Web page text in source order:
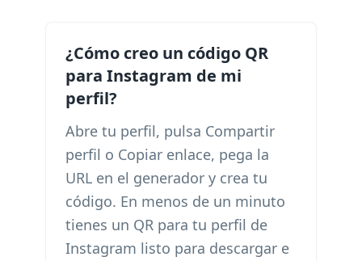
¿Cómo creo un código QR
para Instagram de mi
perfil?
Abre tu perfil, pulsa Compartir
perfil o Copiar enlace, pega la
URL en el generador y crea tu
código. En menos de un minuto
tienes un QR para tu perfil de
Instagram listo para descargar e